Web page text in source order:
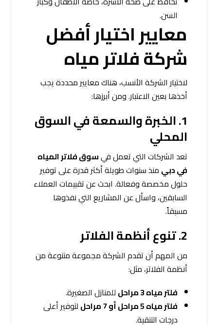
السن.
معايير اختيار أفضل
شركة فلاتر مياه
لاختيار الشركة الأنسب، هناك معايير محددة يجب
أخذها بعين الاعتبار. ومن أبرزها:
1. الخبرة والسمعة في السوق
المحلي
تعد الشركات التي تعمل فيسوق فلاتر المياه
في دبي منذ سنوات طويلة أكثر قدرة على توفير
حلول مخصصة وفعالة. ابحث عن تقييمات العملاء
السابقين، واسأل عن المشاريع التي نفذوها
مسبقاً.
2. تنوع أنظمة الفلاتر
من المهم أن تقدم الشركة مجموعة متنوعة من
أنظمة الفلاتر، مثل:
فلتر مياه 3 مراحل
للمنازل الصغيرة.
فلتر مياه 5 مراحل أو 7 مراحل
لتوفير أعلى
درجات التنقية.